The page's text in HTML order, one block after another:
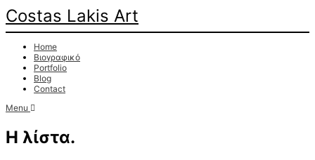
Costas Lakis Art
Home
Βιογραφικό
Portfolio
Blog
Contact
Menu
Η λίστα.